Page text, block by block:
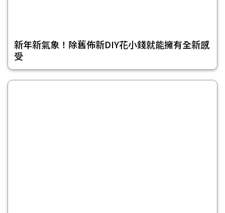
新年新氣象！除舊佈新DIY花小錢就能擁有全新感
受